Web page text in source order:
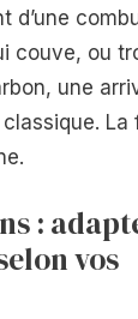
d’une
couve, ou
une
La
:
vos